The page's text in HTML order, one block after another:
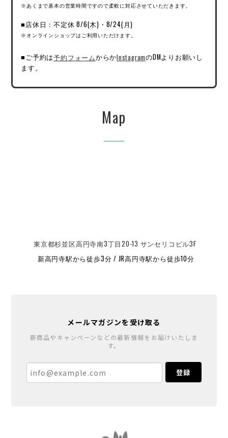
※あくまで基本の営業時間ですので柔軟に対応させていただきます。
■店休日：不定休 8/6(木)・8/24(月)
※オンラインショップはご利用いただけます。
■ご予約は予約フォームからかInstagramのDMよりお願いし
ます。
Map
東京都杉並区高円寺南3丁目20-13 サンセリコビル3F
新高円寺駅から徒歩3分 / JR高円寺駅から徒歩10分
メールマガジンを受け取る
新商品やキャンペーンなどの最新情報をお届けいたしま
す。
登録